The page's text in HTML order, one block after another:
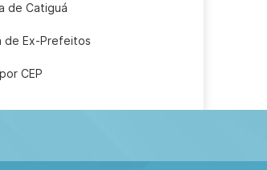
de Catiguá
de Ex-Prefeitos
CEP